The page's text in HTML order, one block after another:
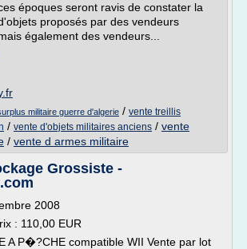
époques seront ravis de constater la
proposés par des vendeurs
également des vendeurs...
militaire guerre d'algerie / vente treillis
/ vente d'objets militaires anciens / vente
/ vente d armes militaire
Grossiste -
2008
: 110,00 EUR
A P�?CHE compatible WII Vente par lot